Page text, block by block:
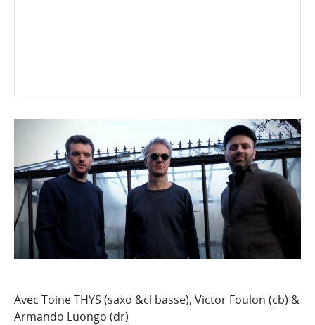
Avec Toine THYS (saxo &cl basse), Victor Foulon (cb) &
Armando Luongo (dr)